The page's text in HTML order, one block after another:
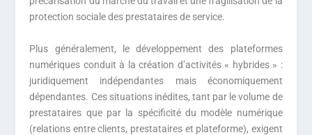
protection sociale des prestataires de service.
Plus généralement, le développement des plateformes
numériques conduit à la création d’activités « hybrides » :
juridiquement indépendantes mais économiquement
dépendantes. Ces situations inédites, tant par le volume de
prestataires que par la spécificité du modèle numérique
(relations entre clients, prestataires et plateforme), exigent